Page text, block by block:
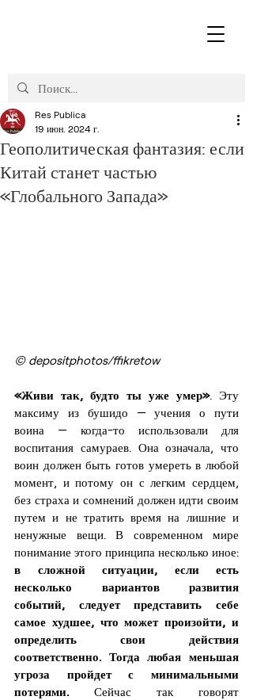
Геополитическая фантазия: если
Китай станет частью
«Глобального Запада»
Res Publica
19 июн. 2024 г.
© depositphotos/ffikretow
«Живи так, будто ты уже умер». Эту
максиму из бушидо — учения о пути
воина — когда-то использовали для
воспитания самураев. Она означала, что
воин должен быть готов умереть в любой
момент, и потому он с легким сердцем,
без страха и сомнений должен идти своим
путем и не тратить время на лишние и
ненужные вещи. В современном мире
в сложной ситуации, если есть
несколько вариантов развития
событий, следует представить себе
самое худшее, что может произойти, и
определить свои действия
соответственно. Тогда любая меньшая
угроза пройдет с минимальными
потерями.
Сейчас так говорят